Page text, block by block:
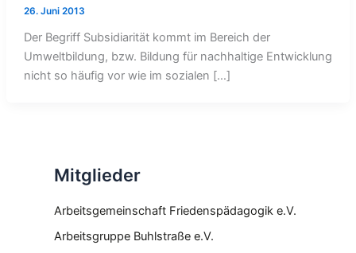
26. Juni 2013
Der Begriff Subsidiarität kommt im Bereich der
Umweltbildung, bzw. Bildung für nachhaltige Entwicklung
nicht so häufig vor wie im sozialen […]
Mitglieder
Arbeitsgemeinschaft Friedenspädagogik e.V.
Arbeitsgruppe Buhlstraße e.V.